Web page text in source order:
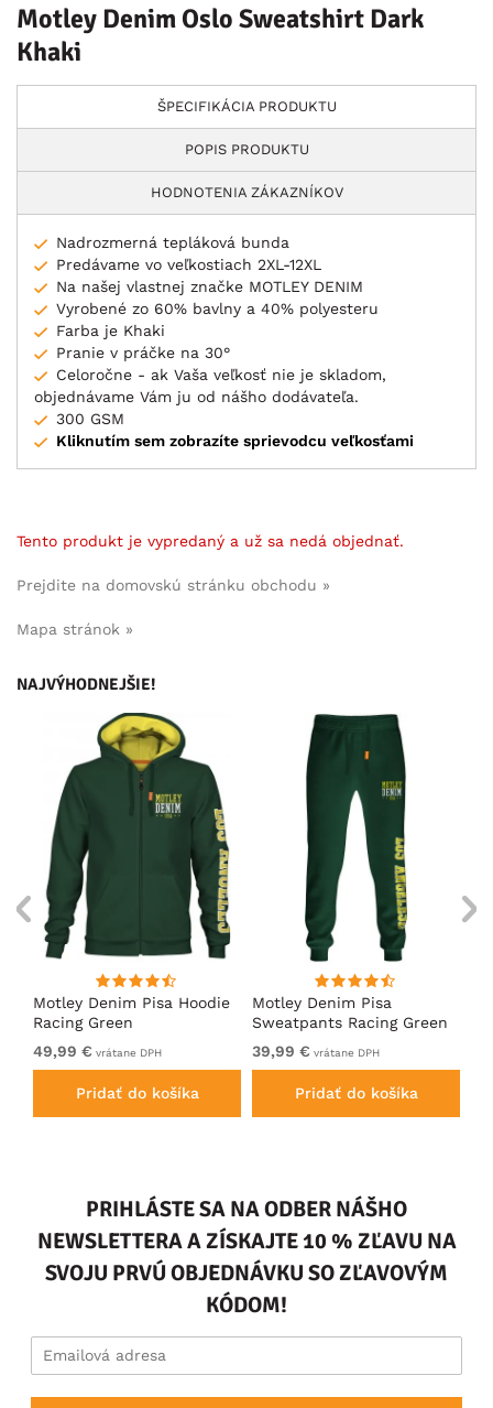
Motley Denim Oslo Sweatshirt Dark
Khaki
ŠPECIFIKÁCIA PRODUKTU
POPIS PRODUKTU
HODNOTENIA ZÁKAZNÍKOV
Nadrozmerná tepláková bunda
Predávame vo veľkostiach 2XL-12XL
Na našej vlastnej značke MOTLEY DENIM
Vyrobené zo 60% bavlny a 40% polyesteru
Farba je Khaki
Pranie v práčke na 30°
Celoročne - ak Vaša veľkosť nie je skladom,
objednávame Vám ju od nášho dodávateľa.
300 GSM
Kliknutím sem zobrazíte sprievodcu veľkosťami
Tento produkt je vypredaný a už sa nedá objednať.
Prejdite na domovskú stránku obchodu »
Mapa stránok »
NAJVÝHODNEJŠIE!
Motley Denim Pisa Hoodie
Racing Green
49,99 € vrátane DPH
Pridať do košíka
Motley Denim Pisa
Sweatpants Racing Green
39,99 € vrátane DPH
Pridať do košíka
PRIHLÁSTE SA NA ODBER NÁŠHO
NEWSLETTERA A ZÍSKAJTE 10 % ZĽAVU NA
SVOJU PRVÚ OBJEDNÁVKU SO ZĽAVOVÝM
KÓDOM!